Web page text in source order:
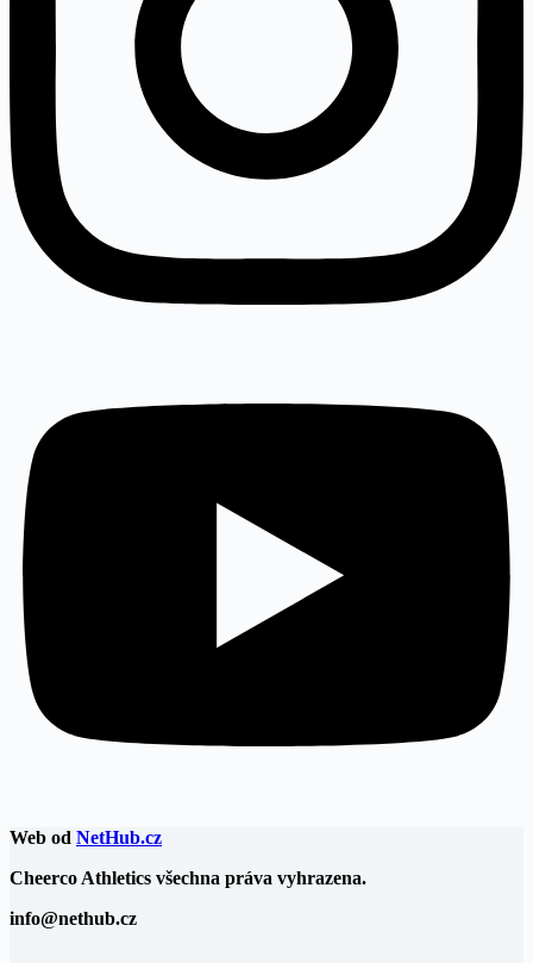
Web od NetHub.cz
Cheerco Athletics všechna práva vyhrazena.
info@nethub.cz